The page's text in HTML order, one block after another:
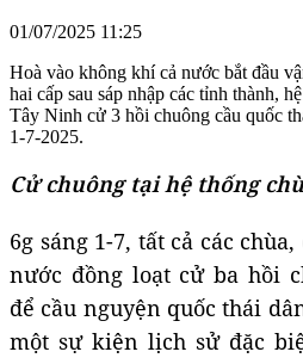
01/07/2025 11:25
Hoà vào không khí cả nước bắt đầu
hai cấp sau sáp nhập các tỉnh thành,
Tây Ninh cử 3 hồi chuông cầu quốc
1-7-2025.
Cử chuông tại hệ thống
6g sáng 1-7, tất cả các
nước đồng loạt cử ba hồi
để cầu nguyện quốc thái
một sự kiện lịch sử đặc